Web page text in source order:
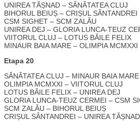
UNIREA TĂȘNAD – SĂNĂTATEA CLUJ
BIHORUL BEIUȘ – CRIȘUL SÂNTANDREI
CSM SIGHET – SCM ZALĂU
UNIREA DEJ – GLORIA LUNCA-TEUZ
VIITORUL CLUJ – LOTUS BĂILE FELIX
MINAUR BAIA MARE – OLIMPIA MCMXXI
Etapa 20
SĂNĂTATEA CLUJ – MINAUR BAIA MARE
OLIMPIA MCMXXI – VIITORUL CLUJ
LOTUS BĂILE FELIX – UNIREA DEJ
GLORIA LUNCA-TEUZ CERMEI – CSM
SCM ZALĂU – BIHORUL BEIUȘ
CRIȘUL SÂNTANDREI – UNIREA TĂȘNAD